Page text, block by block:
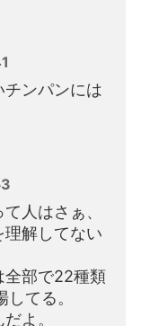
ンパンには
人はさぁ、
理解してない
全部で22種類
てる。
よ。